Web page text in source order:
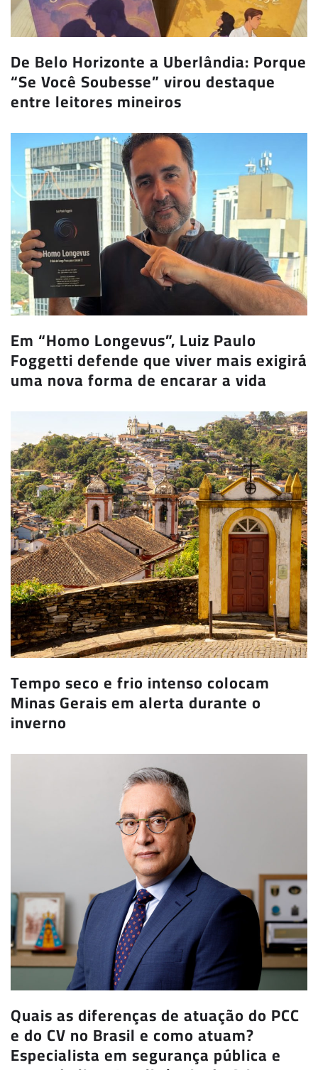
De Belo Horizonte a Uberlândia: Porque
“Se Você Soubesse” virou destaque
entre leitores mineiros
Em “Homo Longevus”, Luiz Paulo
Foggetti defende que viver mais exigirá
uma nova forma de encarar a vida
Tempo seco e frio intenso colocam
Minas Gerais em alerta durante o
inverno
Quais as diferenças de atuação do PCC
e do CV no Brasil e como atuam?
Especialista em segurança pública e